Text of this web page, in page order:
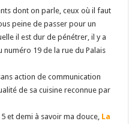
dont on parle, ceux où il faut
peine de passer pour un
il est dur de pénétrer, il y a
19 de la rue du Palais
action de communication
de sa cuisine reconnue par
et demi à savoir ma douce, La